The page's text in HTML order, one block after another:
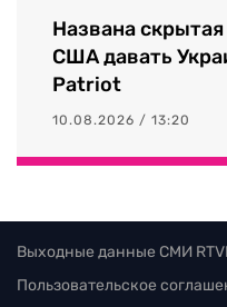
Названа
США давать
Patriot
10.08.2026 / 13:20
Выходные данные СМИ RTVI
Пользовательское